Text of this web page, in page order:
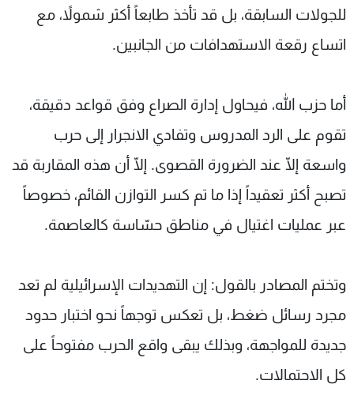
للجولات السابقة، بل قد تأخذ طابعاً أكثر شمولاً، مع
اتساع رقعة الاستهدافات من الجانبين.
أما حزب الله، فيحاول إدارة الصراع وفق قواعد دقيقة،
تقوم على الرد المدروس وتفادي الانجرار إلى حرب
واسعة إلّا عند الضرورة القصوى. إلّا أن هذه المقاربة قد
تصبح أكثر تعقيداً إذا ما تم كسر التوازن القائم، خصوصاً
عبر عمليات اغتيال في مناطق حسّاسة كالعاصمة.
وتختم المصادر بالقول: إن التهديدات الإسرائيلية لم تعد
مجرد رسائل ضغط، بل تعكس توجهاً نحو اختبار حدود
جديدة للمواجهة، وبذلك يبقى واقع الحرب مفتوحاً على
كل الاحتمالات.